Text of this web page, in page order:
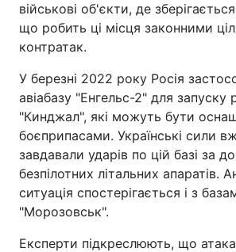
військові об'єкти, де
що робить ці місця законними
контратак.
У березні 2022 року Росія
авіабазу "Енгельс-2" для запуску
"Кинджал", які можуть бути
боєприпасами. Українські сили
завдавали ударів по цій базі за
безпілотних літальних апаратів.
ситуація спостерігається і з
"Морозовськ".
Експерти підкреслюють, що